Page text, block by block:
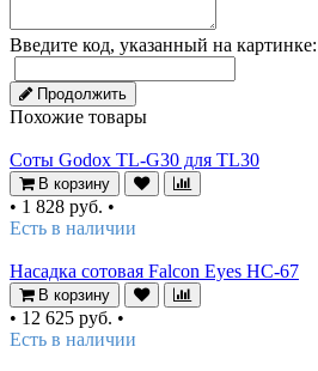
Введите код, указанный на картинке:
Продолжить
Похожие товары
Соты Godox TL-G30 для TL30
В корзину
• 1 828 руб. •
Есть в наличии
Насадка сотовая Falcon Eyes HC-67
В корзину
• 12 625 руб. •
Есть в наличии